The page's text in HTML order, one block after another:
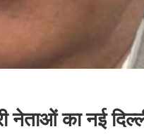
नेताओं का नई